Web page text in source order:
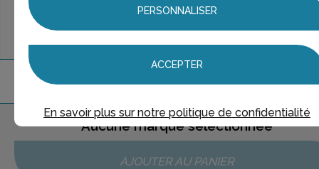
marquetrouvée
Aucune marque sélectionnée
AJOUTER AU PANIER
PERSONNALISER
ACCEPTER
En savoir plus sur notre politique de confidentialité